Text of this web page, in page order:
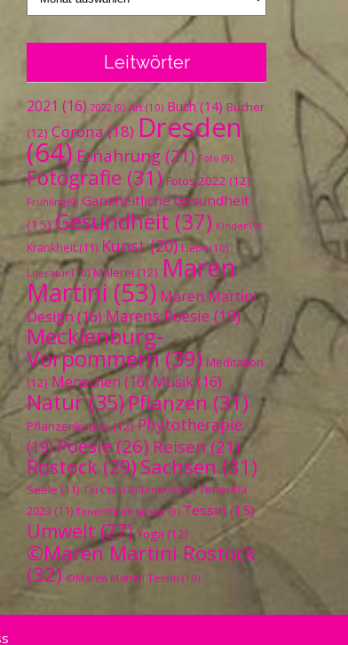
Leitwörter
2021 (16) 2022 (9) Art (10) Buch (14) Bücher
(12) Corona(18) Dresden
(64) Ernährung (21) Foto (9)
Fotografie (31) Fotos 2022 (12)
Frühling (9) Ganzheitliche Gesundheit
(15) Gesundheit (37) Kinder (9)
Krankheit (11) Kunst(20) Liebe(10)
Literatur (10) Malerei (12) Maren
Martini(53) Maren Martini
Design (16) Marens Poesie (19)
Mecklenburg-
Vorpommern(39) Meditation
(12) Menschen (16) Musik(16)
Natur(35)Pflanzen (31)
Pflanzenkunde(12) Phytotherapie
(19)Poesie(26) Reisen(21)
Rostock (29) Sachsen (31)
Seele (11) Tai Chi (10) Teneriffa (9) Teneriffa
2023 (11) Teneriffa im Januar(9) Tessin (15)
Umwelt (27) Yoga (12)
©Maren Martini Rostock
(32) ©Maren Martini Tessin (10)